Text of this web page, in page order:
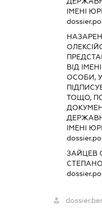
ІМЕНІ
ВІД
ОСОБИ,
ТОЩО,
ІМЕНІ
ЗАЙЦЕВ